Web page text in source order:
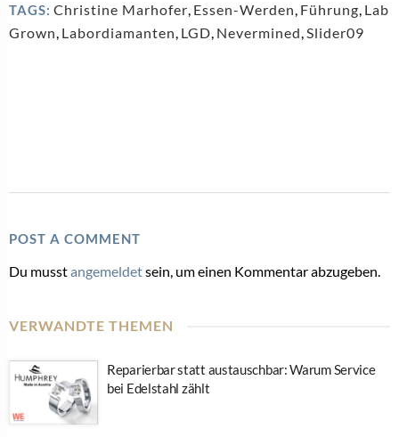
TAGS: Christine Marhofer, Essen-Werden, Führung, Lab
Grown, Labordiamanten, LGD, Nevermined,Slider09
POST A COMMENT
Du musstangemeldetsein, um einen Kommentar abzugeben.
VERWANDTE THEMEN
Reparierbar statt austauschbar: Warum Service
bei Edelstahl zählt